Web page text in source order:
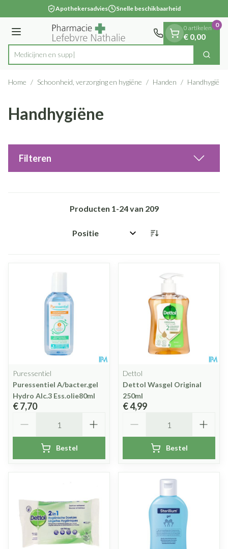
Ga naar de inhoudApothekersadvies Snelle beschikbaarheid
Menu
Product, merk, categorie... Zoek
0 artikelen
€ 0,00
0
Home / Schoonheid, verzorging en hygiëne / Handen / Handhygiëne
Handhygiëne
Filteren
Producten 1-24van 209
Sorteer op:
Puressentiel
Puressentiel A/bacter.gel
Hydro Alc.3 Ess.olie80ml
€ 7,70
Bestel
Dettol
Dettol Wasgel Original
250ml
€ 4,99
Bestel